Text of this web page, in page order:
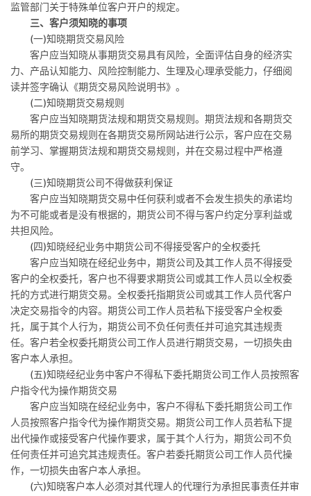
监管部门关于特殊单位客户开户的规定。
三、客户须知晓的事项
(一)知晓期货交易风险
客户应当知晓从事期货交易具有风险，全面评估自身的经济实
力、产品认知能力、风险控制能力、生理及心理承受能力，仔细阅
读并签字确认《期货交易风险说明书》。
(二)知晓期货交易规则
客户应当知晓期货法规和期货交易规则。期货法规和各期货交
易所的期货交易规则在各期货交易所网站进行公示，客户应在交易
前学习、掌握期货法规和期货交易规则，并在交易过程中严格遵
守。
(三)知晓期货公司不得做获利保证
客户应当知晓期货交易中任何获利或者不会发生损失的承诺均
为不可能或者是没有根据的，期货公司不得与客户约定分享利益或
共担风险。
(四)知晓经纪业务中期货公司不得接受客户的全权委托
客户应当知晓在经纪业务中，期货公司及其工作人员不得接受
客户的全权委托，客户也不得要求期货公司或其工作人员以全权委
托的方式进行期货交易。全权委托指期货公司或其工作人员代客户
决定交易指令的内容。期货公司工作人员若私下接受客户全权委
托，属于其个人行为，期货公司不负任何责任并可追究其违规责
任。客户若全权委托期货公司工作人员进行期货交易，一切损失由
客户本人承担。
(五)知晓经纪业务中客户不得私下委托期货公司工作人员按照客
户指令代为操作期货交易
客户应当知晓在经纪业务中，客户不得私下委托期货公司工作
人员按照客户指令代为操作期货交易。期货公司工作人员若私下提
出代操作或接受客户代操作要求，属于其个人行为，期货公司不负
任何责任并可追究其违规责任。客户若委托期货公司工作人员代操
作，一切损失由客户本人承担。
(六)知晓客户本人必须对其代理人的代理行为承担民事责任并审